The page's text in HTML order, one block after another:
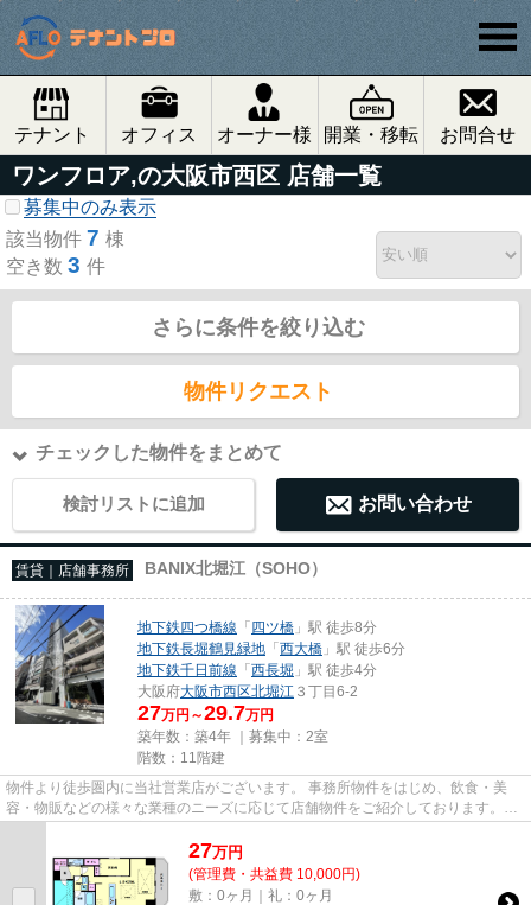
テナント オフィス オーナー様 開業・移転 お問合せ
ワンフロア,の大阪市西区 店舗一覧
募集中のみ表示
該当物件 7 棟
空き数 3 件
さらに条件を絞り込む
物件リクエスト
チェックした物件をまとめて
検討リストに追加 お問い合わせ
賃貸｜店舗事務所 BANIX北堀江（SOHO）
地下鉄四つ橋線 「四ツ橋 」駅 徒歩8分
地下鉄長堀鶴見緑地 「西大橋 」駅 徒歩6分
地下鉄千日前線 「西長堀 」駅 徒歩4分
大阪府大阪市西区北堀江 ３丁目6-2
27万円～29.7万円
築年数：築4年 ｜募集中： 2室
階数：11階建
物件より徒歩圏内に当社営業店がございます。 事務所物件をはじめ、飲食・美
容・物販などの様々な業種のニーズに応じて店舗物件をご紹介しております。
尚、弊社ではおとり広告は一切...
27万円
(管理費・共益費 10,000円)
敷：0ヶ月｜礼：0ヶ月